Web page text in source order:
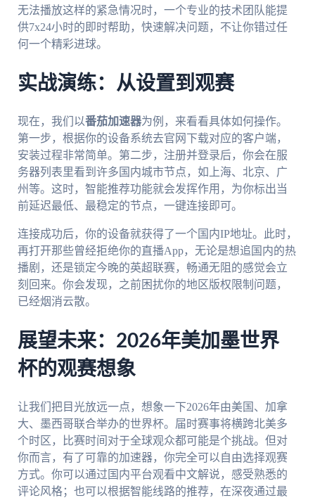
无法播放这样的紧急情况时，一个专业的技术团队能提
供7x24小时的即时帮助，快速解决问题，不让你错过任
何一个精彩进球。
实战演练：从设置到观赛
现在，我们以番茄加速器为例，来看看具体如何操作。
第一步，根据你的设备系统去官网下载对应的客户端，
安装过程非常简单。第二步，注册并登录后，你会在服
务器列表里看到许多国内城市节点，如上海、北京、广
州等。这时，智能推荐功能就会发挥作用，为你标出当
前延迟最低、最稳定的节点，一键连接即可。
连接成功后，你的设备就获得了一个国内IP地址。此时，
再打开那些曾经拒绝你的直播App，无论是想追国内的热
播剧，还是锁定今晚的英超联赛，畅通无阻的感觉会立
刻回来。你会发现，之前困扰你的地区版权限制问题，
已经烟消云散。
展望未来：2026年美加墨世界
杯的观赛想象
让我们把目光放远一点，想象一下2026年由美国、加拿
大、墨西哥联合举办的世界杯。届时赛事将横跨北美多
个时区，比赛时间对于全球观众都可能是个挑战。但对
你而言，有了可靠的加速器，你完全可以自由选择观赛
方式。你可以通过国内平台观看中文解说，感受熟悉的
评论风格；也可以根据智能线路的推荐，在深夜通过最